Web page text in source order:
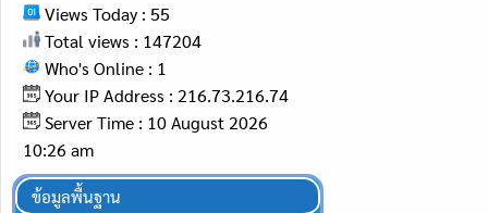
Views Today : 55
Total views : 147204
Who's Online : 1
Your IP Address : 216.73.216.74
Server Time : 10 August 2026
10:26 am
ข้อมูลพื้นฐาน